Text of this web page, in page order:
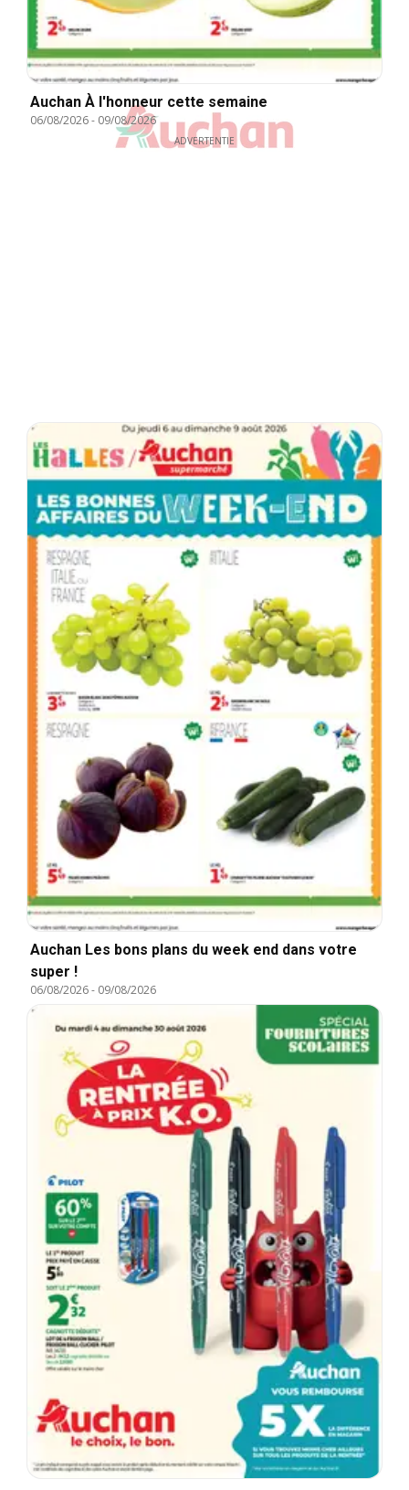
Auchan À l'honneur cette semaine
06/08/2026- 09/08/2026
ADVERTENTIE
Auchan Les bons plans du week end dans votre
super !
06/08/2026- 09/08/2026